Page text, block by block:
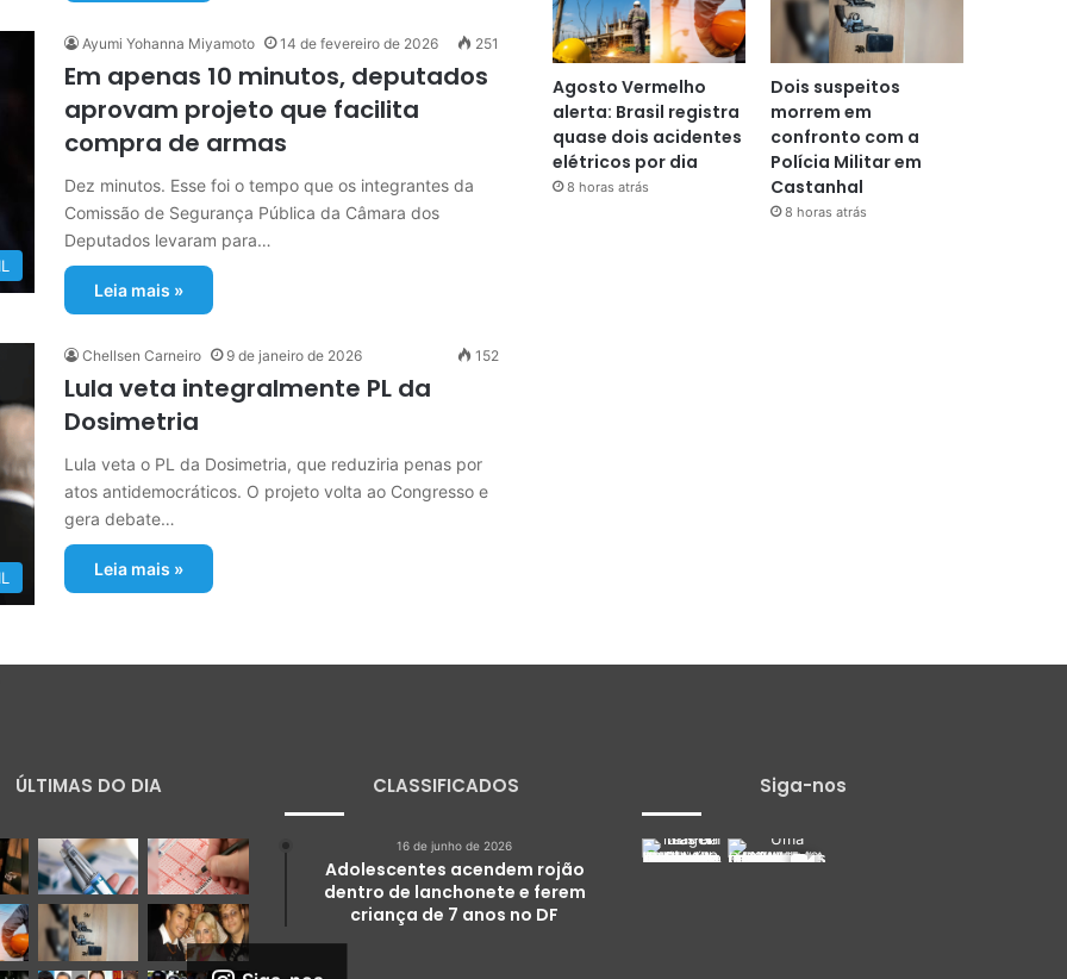
Ayumi Yohanna Miyamoto 14 de fevereiro de 2026 251
Em apenas 10 minutos, deputados
aprovam projeto que facilita
compra de armas
Dez minutos. Esse foi o tempo que os integrantes da
Comissão de Segurança Pública da Câmara dos
Deputados levaram para…
Leia mais »
Chellsen Carneiro 9 de janeiro de 2026 152
Lula veta integralmente PL da
Dosimetria
Lula veta o PL da Dosimetria, que reduziria penas por
atos antidemocráticos. O projeto volta ao Congresso e
gera debate…
Leia mais »
Agosto Vermelho
alerta: Brasil registra
quase dois acidentes
elétricos por dia
8 horas atrás
Dois suspeitos
morrem em
confronto com a
Polícia Militar em
Castanhal
8 horas atrás
ÚLTIMAS DO DIA CLASSIFICADOS
16 de junho de 2026
Adolescentes acendem rojão
dentro de lanchonete e ferem
criança de 7 anos no DF
Siga-nos